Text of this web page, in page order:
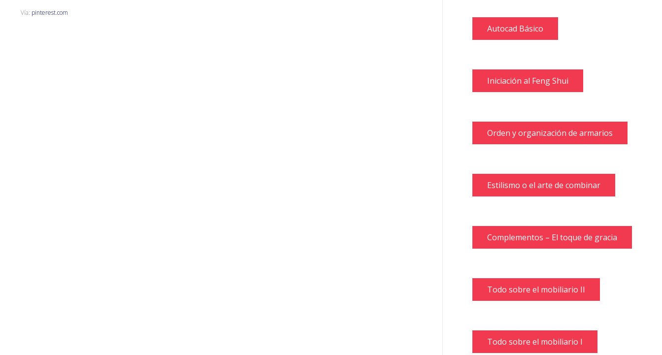
Vía: pinterest.com
Autocad Básico
Iniciación al Feng Shui
Orden y organización de armarios
Estilismo o el arte de combinar
Complementos – El toque de gracia
Todo sobre el mobiliario II
Todo sobre el mobiliario I